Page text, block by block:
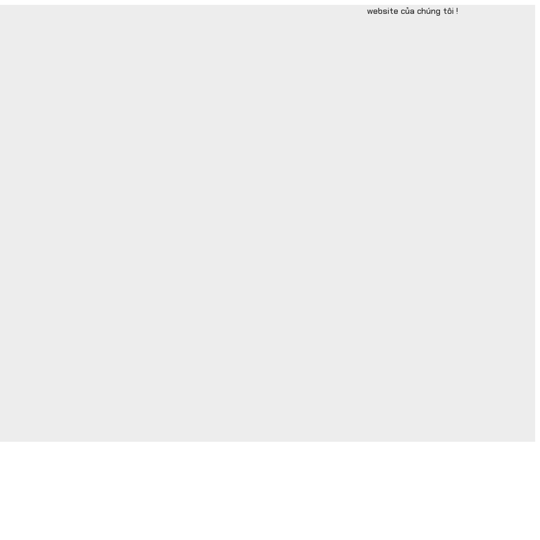
website của chúng tôi !